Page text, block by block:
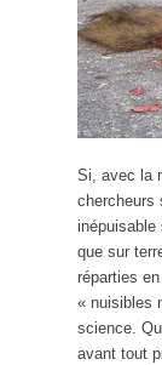
Si, avec la
chercheurs
que sur
réparties
« nuisibles
science.
avant tout